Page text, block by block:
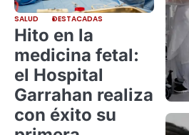
SALUD DESTACADAS
Hito en la
medicina fetal:
el Hospital
Garrahan realiza
con éxito su